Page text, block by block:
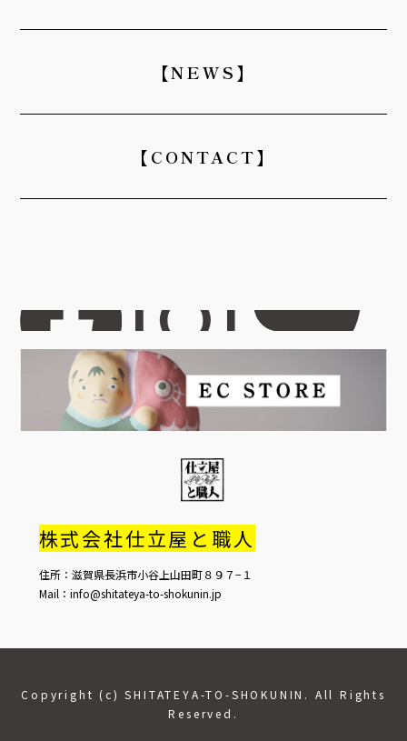
【NEWS】
【CONTACT】
株式会社仕立屋と職人
住所：滋賀県長浜市小谷上山田町８９７−１
Mail：info@shitateya-to-shokunin.jp
Copyright (c) SHITATEYA-TO-SHOKUNIN. All Rights
Reserved.